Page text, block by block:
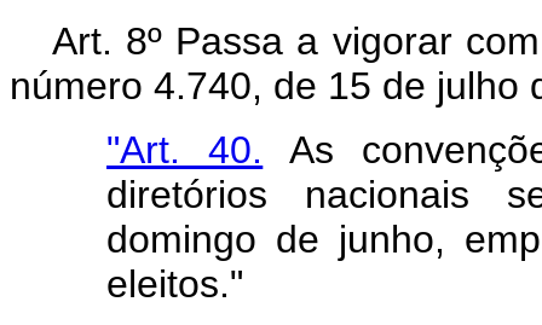
Art. 8º Passa a vigorar
número 4.740, de 15 de julho
"Art. 40. As
diretórios nacionais
domingo de junho,
eleitos."